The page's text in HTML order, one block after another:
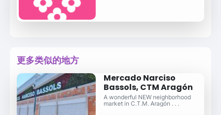
更多类似的地方
Mercado Narciso
Bassols, CTM Aragón
A wonderful NEW neighborhood
market in C.T.M. Aragón . . .